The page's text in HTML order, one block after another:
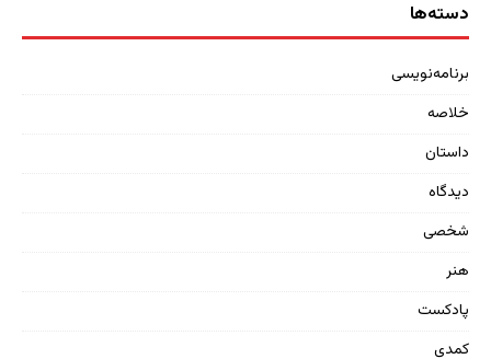
دسته‌ها
برنامه‌نویسی
خلاصه
داستان
دیدگاه
شخصی
هنر
پادکست
کمدی